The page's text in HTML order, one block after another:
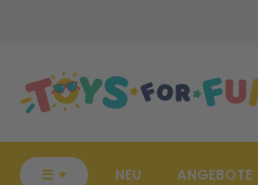
☰ NEU ANGEBOTE